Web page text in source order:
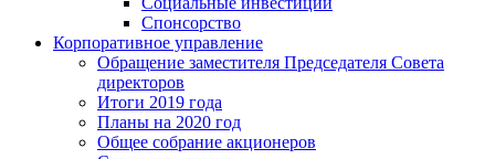
Спонсорство
Корпоративное управление
Обращение заместителя Председателя Совета
директоров
Итоги 2019 года
Планы на 2020 год
Общее собрание акционеров